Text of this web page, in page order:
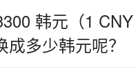
韩元（1
多少韩元呢？